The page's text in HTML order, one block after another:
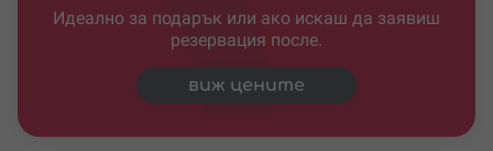
Идеално за подарък или ако искаш да заявиш
резервация после.
виж цените